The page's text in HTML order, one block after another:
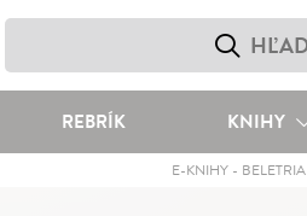
REBRÍK KNIHY
E-KNIHY - BELETRIA